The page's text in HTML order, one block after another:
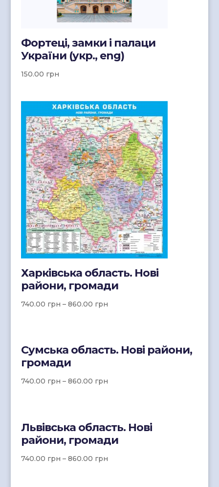
Фортеці, замки і палаци
України (укр., eng)
150.00 грн
Харківська область. Нові
райони, громади
740.00 грн – 860.00 грн
Сумська область. Нові райони,
громади
740.00 грн – 860.00 грн
Львівська область. Нові
райони, громади
740.00 грн – 860.00 грн